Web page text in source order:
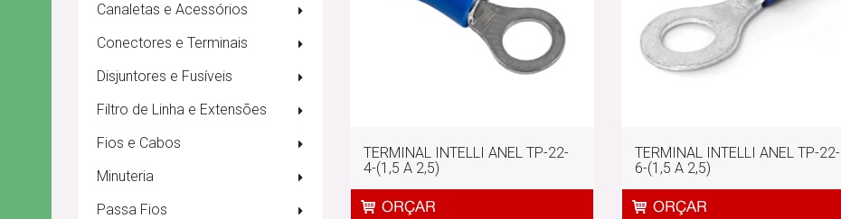
Canaletas e Acessórios
Conectores e Terminais
Disjuntores e Fusíveis
Filtro de Linha e Extensões
Fios e Cabos
Minuteria
Passa Fios
TERMINAL INTELLI ANEL TP-22-
4-(1,5 A 2,5)
TERMINAL INTELLI ANEL TP-22-
6-(1,5 A 2,5)